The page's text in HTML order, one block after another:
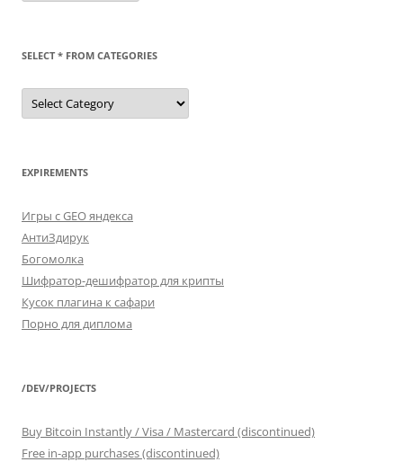
SELECT * FROM CATEGORIES
SELECT
FROM
EXPIREMENTS
Игры с GEO яндекса
АнтиЗдирук
Богомолка
Шифратор-дешифратор для крипты
Кусок плагина к сафари
Порно для диплома
/DEV/PROJECTS
Buy Bitcoin Instantly / Visa / Mastercard (discontinued)
Free in-app purchases (discontinued)